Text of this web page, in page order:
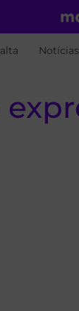
Notícias